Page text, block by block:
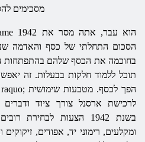
מסכימים
1942 הוא עבר, אתה מסר את
הסכום התחלתי של כסף והאדמה
בחוכמה את הכסף שלהם בהתפתחות
תוכל ללמוד חלקות בבעלות. זה
לרכישת ארסנל צורך ציוד
בשנת 1942 הצעות לבחירת
ומקלעים, רימוני יד, אפודים,